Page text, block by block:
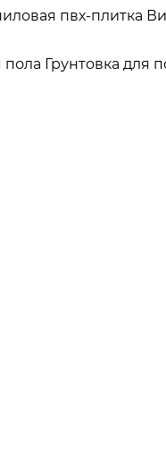
пвх-плитка
пола Грунтовка для